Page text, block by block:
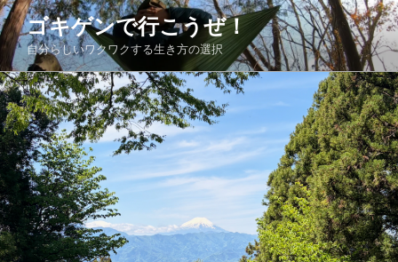
コ
ン
テ
ン
ツ
へ
ス
キ
ッ
プ
ゴキゲンで行こうぜ！
自分らしいワクワクする生き方の選択